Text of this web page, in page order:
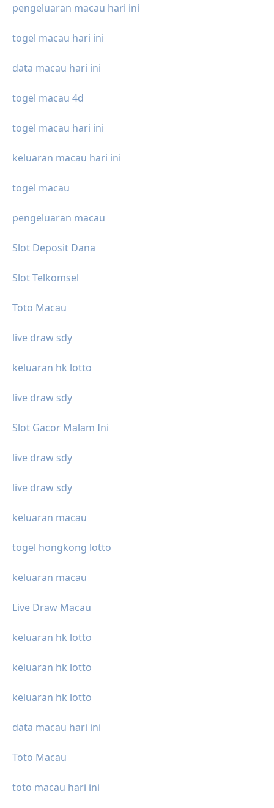
pengeluaran macau hari ini
togel macau hari ini
data macau hari ini
togel macau 4d
togel macau hari ini
keluaran macau hari ini
togel macau
pengeluaran macau
Slot Deposit Dana
Slot Telkomsel
Toto Macau
live draw sdy
keluaran hk lotto
live draw sdy
Slot Gacor Malam Ini
live draw sdy
live draw sdy
keluaran macau
togel hongkong lotto
keluaran macau
Live Draw Macau
keluaran hk lotto
keluaran hk lotto
keluaran hk lotto
data macau hari ini
Toto Macau
toto macau hari ini